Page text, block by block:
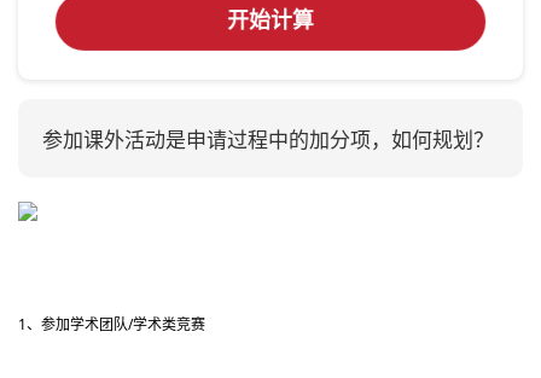
开始计算
参加课外活动是申请过程中的加分项，如何规划？
1、参加学术团队/学术类竞赛